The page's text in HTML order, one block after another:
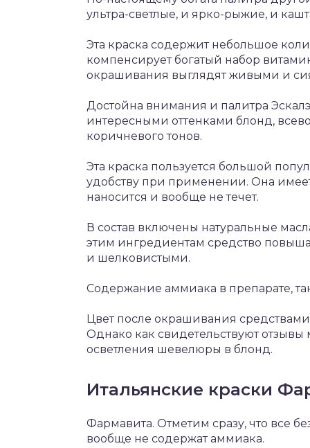
ультра-светлые, и ярко-рыжие, и
Эта краска содержит небольшое
компенсирует богатый набор
окрашивания выглядят живыми и
Достойна внимания и палитра
интересными оттенками блонд,
коричневого тонов.
Эта краска пользуется большой
удобству при применении. Она
наносится и вообще не течет.
В состав включены натуральные
этим ингредиентам средство
и шелковистыми.
Содержание аммиака в препарате,
Цвет после окрашивания
Однако как свидетельствуют отзывы
осветления шевелюры в блонд.
Итальянские краски
Фармавита. Отметим сразу, что все
вообще не содержат аммиака.